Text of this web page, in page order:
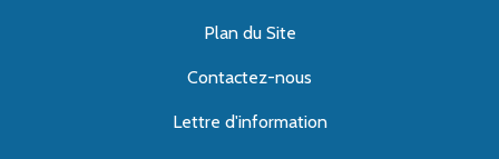
Plan du Site
Contactez-nous
Lettre d'information